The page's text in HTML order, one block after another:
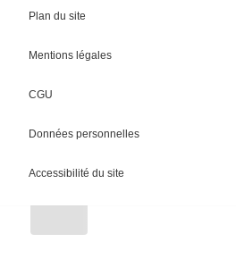
Chargement
Plan du site
Mentions légales
CGU
Données personnelles
Accessibilité du site